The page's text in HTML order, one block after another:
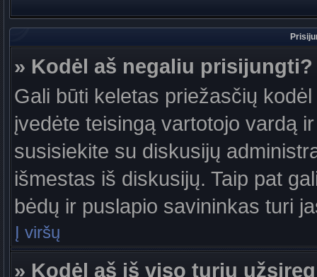
» Kodėl aš negaliu prisijungti?
Gali būti keletas priežasčių
įvedėte teisingą vartotojo vardą
susisiekite su diskusijų
išmestas iš diskusijų. Taip pat
bėdų ir puslapio savininkas turi
Į viršų
» Kodėl aš iš viso turiu